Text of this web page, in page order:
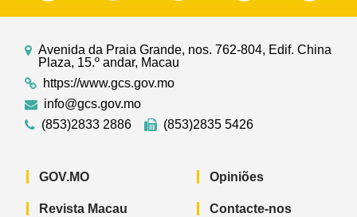
Avenida da Praia Grande, nos. 762-804, Edif. China
Plaza, 15.º andar, Macau
https://www.gcs.gov.mo
info@gcs.gov.mo
(853)2833 2886
(853)2835 5426
GOV.MO
Revista Macau
Opiniões
Contacte-nos